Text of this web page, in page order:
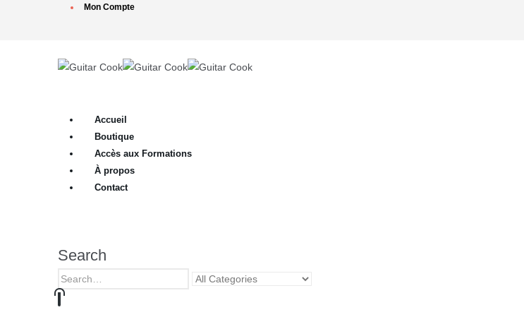
Mon Compte
Accueil
Boutique
Accès aux Formations
À propos
Contact
Search
0